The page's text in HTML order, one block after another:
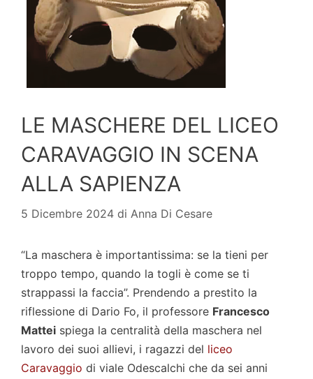
LE MASCHERE DEL LICEO
CARAVAGGIO IN SCENA
ALLA SAPIENZA
5 Dicembre 2024 di Anna Di Cesare
“La maschera è importantissima: se la tieni per
troppo tempo, quando la togli è come se ti
strappassi la faccia”. Prendendo a prestito la
riflessione di Dario Fo, il professore Francesco
Mattei spiega la centralità della maschera nel
lavoro dei suoi allievi, i ragazzi del liceo
Caravaggio di viale Odescalchi che da sei anni